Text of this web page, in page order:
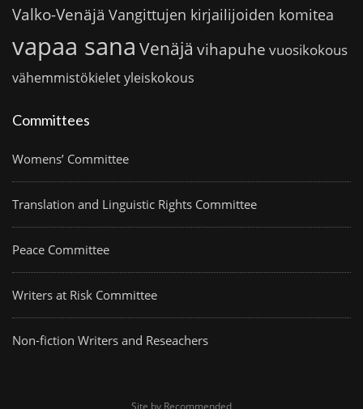
Valko-Venäjä Vangittujen kirjailijoiden komitea
vapaa sana Venäjä vihapuhe vuosikokous
vähemmistökieletyleiskokous
Committees
Womens’ Committee
Translation and Linguistic Rights Committee
Peace Committee
Writers at Risk Committee
Non-fiction Writers and Reseachers
Site by Recommended